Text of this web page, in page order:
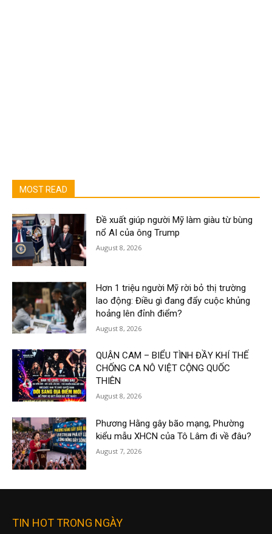
MOST READ
Đề xuất giúp người Mỹ làm giàu từ bùng
nổ AI của ông Trump
August 8, 2026
Hơn 1 triệu người Mỹ rời bỏ thị trường
lao động: Điều gì đang đẩy cuộc khủng
hoảng lên đỉnh điểm?
August 8, 2026
QUẬN CAM – BIỂU TÌNH ĐẦY KHÍ THẾ
CHỐNG CA NÔ VIỆT CỘNG QUỐC
THIÊN
August 8, 2026
Phương Hằng gây bão mạng, Phường
kiểu mẫu XHCN của Tô Lâm đi về đâu?
August 7, 2026
TIN HOT TRONG NGÀY